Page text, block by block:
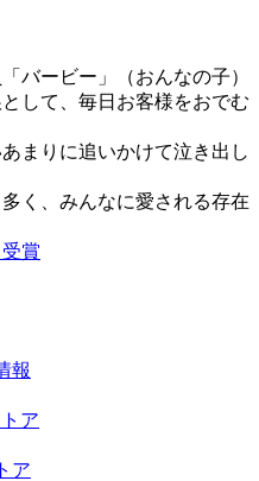
バービー」（おんなの子）
して、毎日お客様をおでむ
まりに追いかけて泣き出し
く、みんなに愛される存在
賞
報
ア
ア